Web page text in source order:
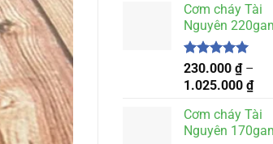
từ
Cơm cháy Tài
Nguyên
Được xếp
hạng5.00
5 sao
230.000 ₫ –
1.025.000 ₫
từ
Cơm cháy Tài
Nguyên